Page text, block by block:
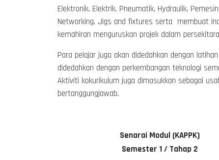
Elektronik, Elektrik, Pneumatik, Hydraulik,
Networking, Jigs and fixtures serta membuat
kemahiran menguruskan projek dalam
Para pelajar juga akan didedahkan dengan
didedahkan dengan perkembangan teknologi
Aktiviti kokurikulum juga dimasukkan sebagai
bertanggungjawab.
Senarai Modul (KAPPK)
Semester 1 / Tahap 2